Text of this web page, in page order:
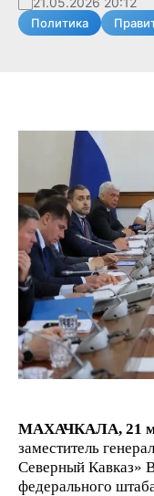
Политика
МАХАЧКАЛА, 21
заместитель
Северный Кавказ»
федерального